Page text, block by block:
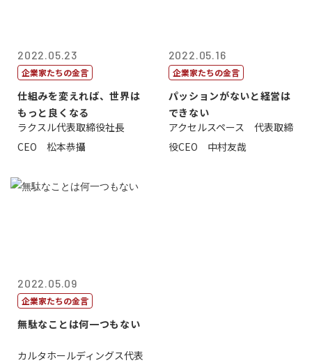
2022.05.23
企業家たちの金言
仕組みを変えれば、世界は
もっと良くなる
ラクスル代表取締役社長
CEO 松本恭攝
2022.05.16
企業家たちの金言
パッションがないと経営は
できない
アクセルスペース 代表取締
役CEO 中村友哉
2022.05.09
企業家たちの金言
無駄なことは何一つもない
カルタホールディングス代表